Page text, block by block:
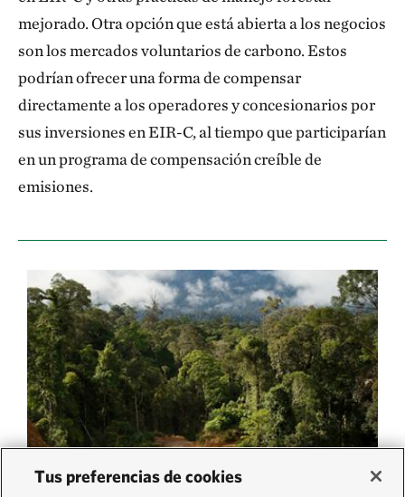
mejorado. Otra opción que está abierta a los negocios
son los mercados voluntarios de carbono. Estos
podrían ofrecer una forma de compensar
directamente a los operadores y concesionarios por
sus inversiones en EIR-C, al tiempo que participarían
en un programa de compensación creíble de
emisiones.
Tus preferencias de cookies